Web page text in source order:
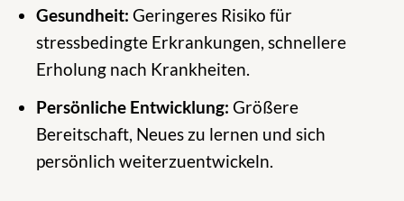
Gesundheit: Geringeres Risiko für
stressbedingte Erkrankungen, schnellere
Erholung nach Krankheiten.
Persönliche Entwicklung: Größere
Bereitschaft, Neues zu lernen und sich
persönlich weiterzuentwickeln.